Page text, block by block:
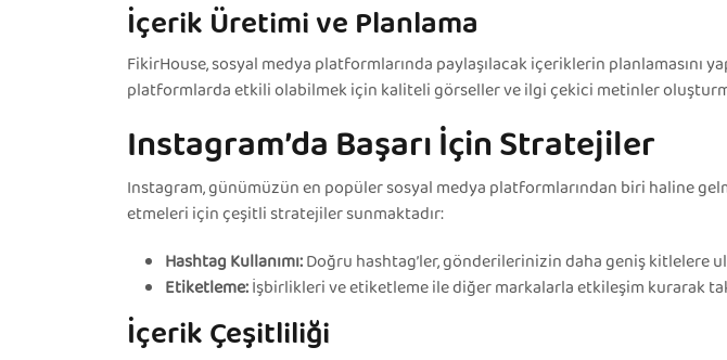
İçerik Üretimi ve Planlama
FikirHouse, sosyal medya platformlarında paylaşılacak içeriklerin planlamasını
platformlarda etkili olabilmek için kaliteli görseller ve ilgi çekici metinler
Instagram’da Başarı İçin Stratejiler
Instagram, günümüzün en popüler sosyal medya platformlarından biri haline
etmeleri için çeşitli stratejiler sunmaktadır:
Hashtag Kullanımı:Doğru hashtag’ler, gönderilerinizin daha geniş kitlelere
Etiketleme:İşbirlikleri ve etiketleme ile diğer markalarla etkileşim kurarak
İçerik Çeşitliliği